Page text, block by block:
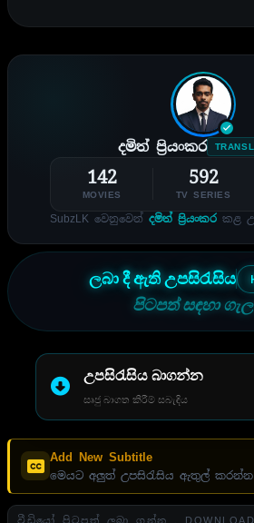
දමිත් ප්‍රියංකර
142
MOVIES
592
TV SERIES
SubzLK වෙනුවෙන් දමිත් ප්‍රියංකර කළ
ලබා දී ඇති උපසිරැසිය
පිටපත් සඳහා
උපසිරැසිය බාගන්න
සෘජු බාගත කිරීම් සබැඳිය
Add New Subtitle
මෙයට අලුත් උපසිරැසිය ඇතුල් කරන්න
වීඩියෝ පිටපත් ලබා ගන්න . DOWNLOAD